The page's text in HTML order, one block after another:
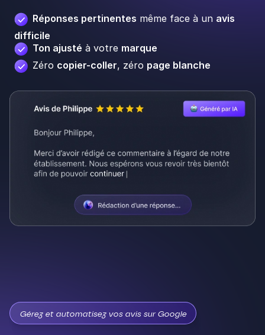
Réponses pertinentes même face à un avis
difficile
Ton ajusté à votre marque
Zéro copier-coller, zéro page blanche
Gérez et automatisez vos avis sur Google